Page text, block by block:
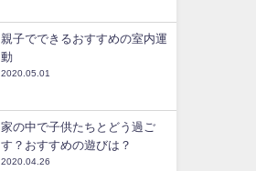
親子でできるおすすめの室内運
動
2020.05.01
家の中で子供たちとどう過ご
す？おすすめの遊びは？
2020.04.26